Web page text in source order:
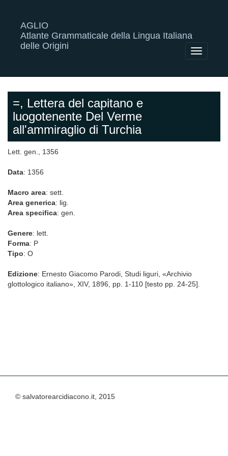
AGLIO
Atlante Grammaticale della Lingua Italiana
delle Origini
Toggle
=, Lettera del capitano e
luogotenente Del Verme
all'ammiraglio di Turchia
Lett. gen., 1356
Data: 1356
Macro area: sett.
Area generica: lig.
Area specifica: gen.
Genere: lett.
Forma: P
Tipo: O
Edizione: Ernesto Giacomo Parodi, Studi liguri, «Archivio
glottologico italiano», XIV, 1896, pp. 1-110 [testo pp. 24-25].
© salvatorearcidiacono.it, 2015